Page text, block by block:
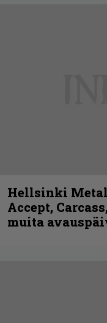
Hellsinki
Accept,
muita